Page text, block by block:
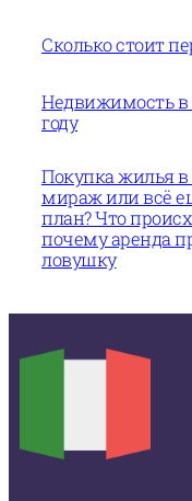
Сколько стоит
Недвижимость в
году
Покупка жилья в
мираж или всё
план? Что
почему аренда
ловушку